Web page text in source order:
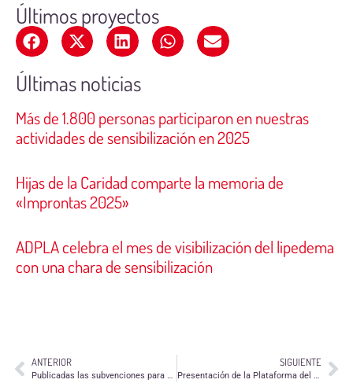
Últimos proyectos
Últimas noticias
Más de 1.800 personas participaron en nuestras
actividades de sensibilización en 2025
Hijas de la Caridad comparte la memoria de
«Improntas 2025»
ADPLA celebra el mes de visibilización del lipedema
con una chara de sensibilización
ANTERIOR
Publicadas las subvenciones para proyectos transfronterizos
SIGUIENTE
Presentación de la Plataforma del Tercer Sector en Aragón